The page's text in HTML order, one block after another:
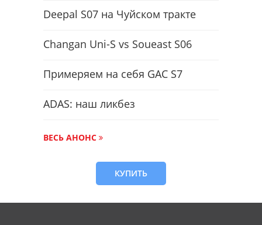
Deepal S07 на Чуйском тракте
Changan Uni-S vs Soueast S06
Примеряем на себя GAC S7
ADAS: наш ликбез
ВЕСЬ АНОНС
КУПИТЬ